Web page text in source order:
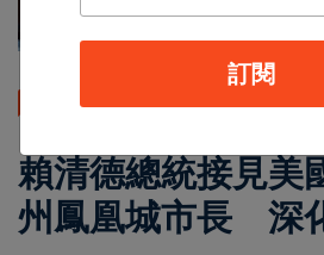
賴清德總統接見美
州鳳凰城市長 深
訂閱